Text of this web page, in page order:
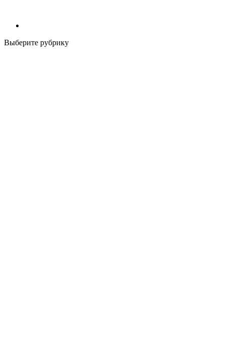
Выберите рубрику